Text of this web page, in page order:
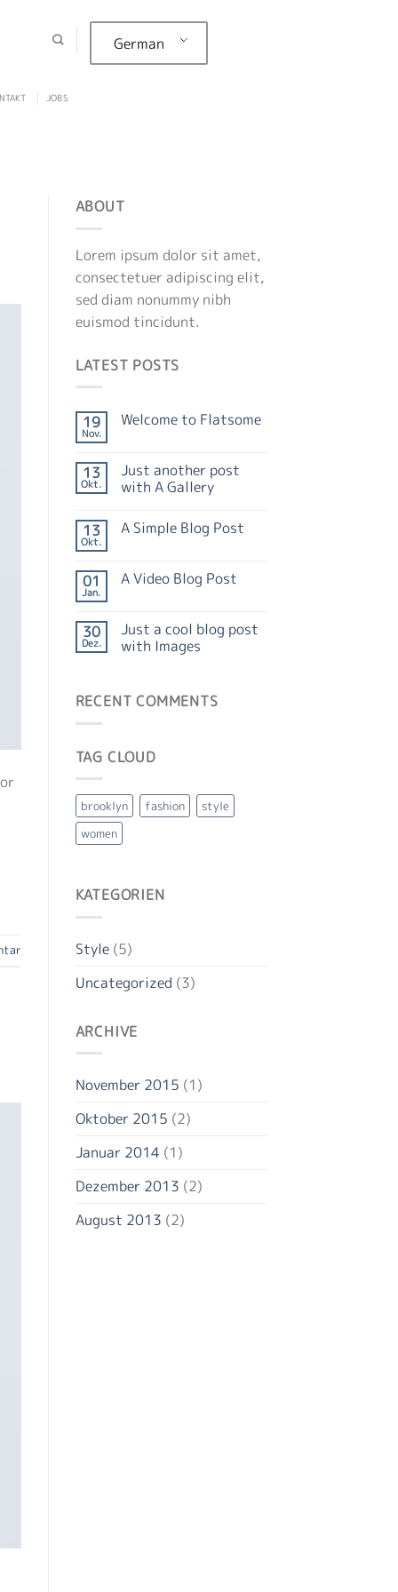
German
JOBS
ABOUT
Lorem ipsum dolor sit amet,
consectetuer adipiscing elit,
sed diam nonummy nibh
euismod tincidunt.
LATEST POSTS
19
Nov.
Welcome to Flatsome
13
Okt.
Just another post
with A Gallery
13
Okt.
A Simple Blog Post
01
Jan.
A Video Blog Post
30
Dez.
Just a cool blog post
with Images
RECENT COMMENTS
TAG CLOUD
brooklyn fashion
style
women
KATEGORIEN
Style(5)
Uncategorized (3)
ARCHIVE
November 2015 (1)
Oktober 2015 (2)
Januar 2014 (1)
Dezember 2013 (2)
August 2013 (2)